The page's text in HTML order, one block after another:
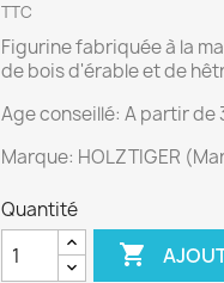
TTC
Figurine fabriquée à la
de bois d'érable et de
Age conseillé: A partir de
Marque: HOLZTIGER
Quantité
